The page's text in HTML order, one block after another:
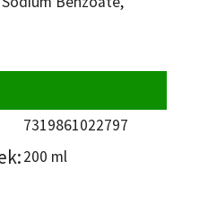
7319861022797
200 ml